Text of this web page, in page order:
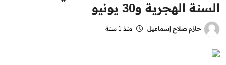
العالم
الرياضة
مال وأعمال
السنة الهجرية و30 يونيو
حازم صلاح إسماعيل منذ 1 سنة